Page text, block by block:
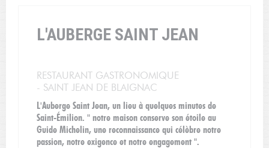
L'AUBERGE SAINT JEAN
RESTAURANT GASTRONOMIQUE
- SAINT JEAN DE BLAIGNAC
L'Auberge Saint Jean, un lieu à quelques minutes de
Saint-Émilion. " notre maison conserve son étoile au
Guide Michelin, une reconnaissance qui célèbre notre
passion, notre exigence et notre engagement ".